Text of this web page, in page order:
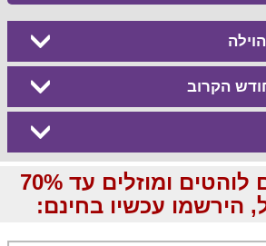
הקרוב
קבלו מבצעים לוהטים ומוזלים עד 70%
הירשמו עכשיו בחינם: